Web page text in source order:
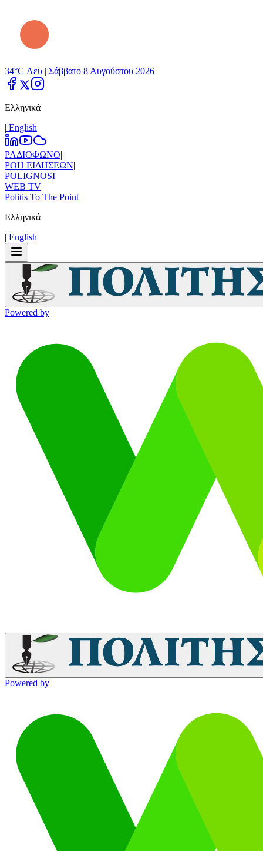
34°C Λευ | Σάββατο 8 Αυγούστου 2026
Ελληνικά
| Εnglish
ΡΑΔΙΟΦΩΝΟ|
ΡΟΗ ΕΙΔΗΣΕΩΝ|
POLIGNOSI|
WEB TV|
Politis To The Point
Ελληνικά
| Εnglish
Powered by
Powered by